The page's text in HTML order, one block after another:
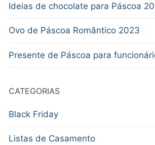
Ideias de chocolate para Páscoa
Ovo de Páscoa Romântico 2023
Presente de Páscoa para
CATEGORIAS
Black Friday
Listas de Casamento